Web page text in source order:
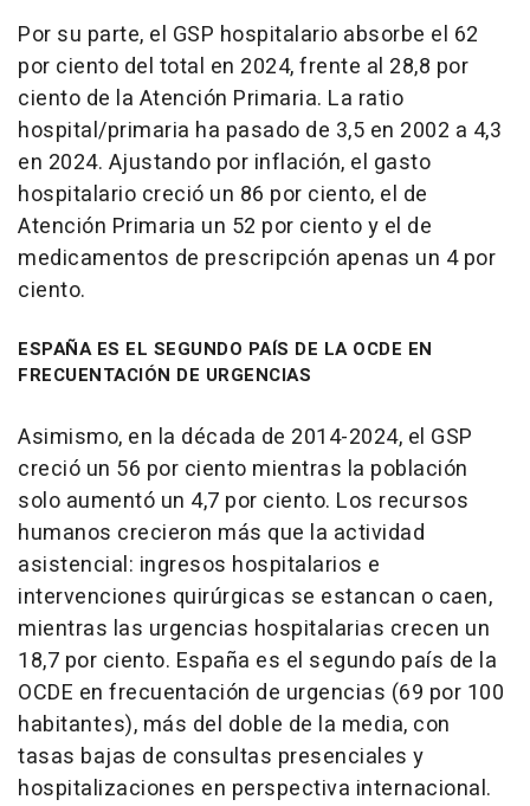
Por su parte, el GSP hospitalario absorbe el 62
por ciento del total en 2024, frente al 28,8 por
ciento de la Atención Primaria. La ratio
hospital/primaria ha pasado de 3,5 en 2002 a 4,3
en 2024. Ajustando por inflación, el gasto
hospitalario creció un 86 por ciento, el de
Atención Primaria un 52 por ciento y el de
medicamentos de prescripción apenas un 4 por
ciento.
ESPAÑA ES EL SEGUNDO PAÍS DE LA OCDE EN
FRECUENTACIÓN DE URGENCIAS
Asimismo, en la década de 2014-2024, el GSP
creció un 56 por ciento mientras la población
solo aumentó un 4,7 por ciento. Los recursos
humanos crecieron más que la actividad
asistencial: ingresos hospitalarios e
intervenciones quirúrgicas se estancan o caen,
mientras las urgencias hospitalarias crecen un
18,7 por ciento. España es el segundo país de la
OCDE en frecuentación de urgencias (69 por 100
habitantes), más del doble de la media, con
tasas bajas de consultas presenciales y
hospitalizaciones en perspectiva internacional.